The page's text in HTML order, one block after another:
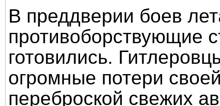
В преддверии боев
противоборствующие
готовились.
огромные потери
переброской свежих